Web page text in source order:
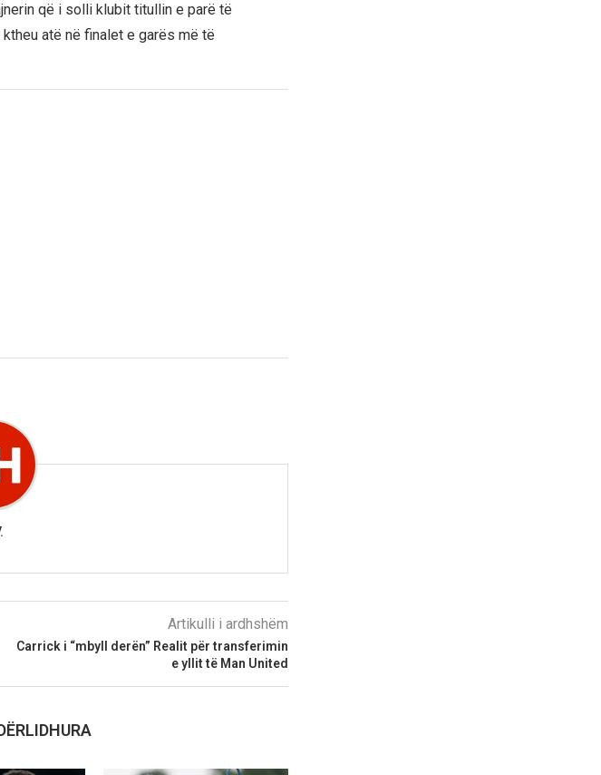
që i solli klubit titullin e parë të
atë në finalet e garës më të
Artikulli i ardhshëm
Carrick i “mbyll derën” Realit për transferimin
e yllit të Man United